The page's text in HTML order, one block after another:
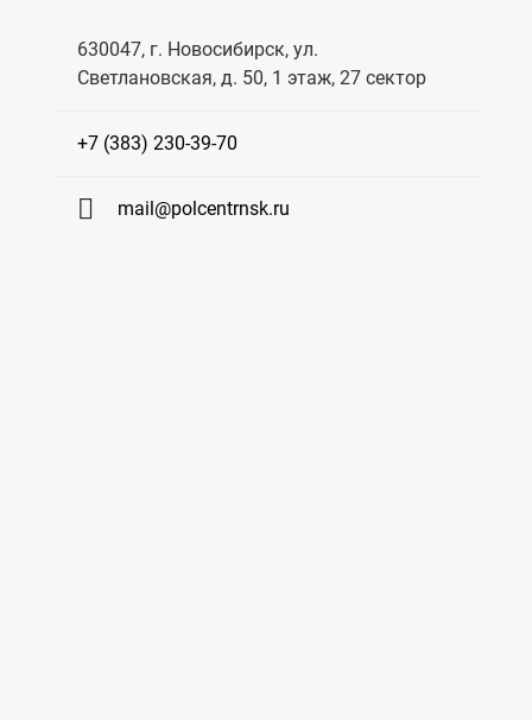
630047, г. Новосибирск, ул.
Светлановская, д. 50, 1 этаж, 27 сектор
+7 (383) 230-39-70
mail@polcentrnsk.ru